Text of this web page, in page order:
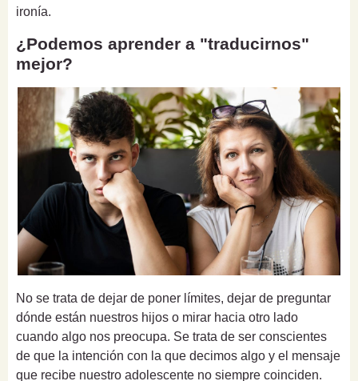
ironía.
¿Podemos aprender a "traducirnos"
mejor?
No se trata de dejar de poner límites, dejar de preguntar
dónde están nuestros hijos o mirar hacia otro lado
cuando algo nos preocupa. Se trata de ser conscientes
de que la intención con la que decimos algo y el mensaje
que recibe nuestro adolescente no siempre coinciden.